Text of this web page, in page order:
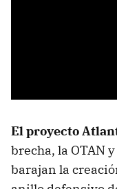
El proyecto
brecha, la OTAN
barajan la